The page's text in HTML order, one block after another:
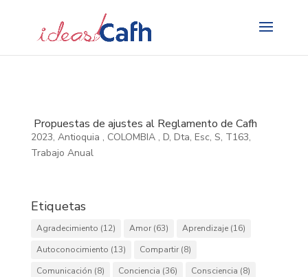
Propuestas de ajustes al Reglamento de Cafh
2023, Antioquia , COLOMBIA , D, Dta, Esc, S, T163,
Trabajo Anual
Etiquetas
Agradecimiento (12) Amor(63) Aprendizaje(16)
Autoconocimiento (13) Compartir(8)
Comunicación (8) Conciencia (36) Consciencia (8)